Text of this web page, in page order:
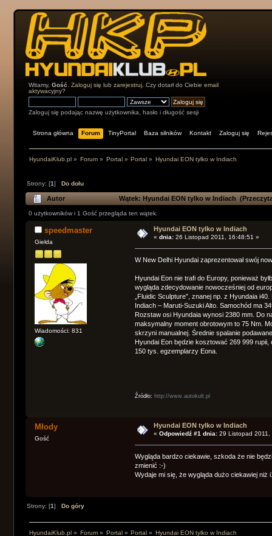
Witamy,Gość .Zaloguj się lubzarejestruj . Czy dotarł do Ciebieemail
aktywacyjny?
Zaloguj się podając nazwę użytkownika, hasło i długość sesji
Strona główna Forum TinyPortal Baza silników Kontakt Zaloguj się
HyundaiKlub.pl» Forum» Portal» Portal » Hyundai EON tylko w Indiach
Strony: [1] Do dołu
Autor Wątek: Hyundai EON tylko w Indiach
0 użytkowników i 1 Gość przegląda ten wątek.
speedmaster
Giełda
Wiadomości: 831
Hyundai EON tylko w Indiach
«dnia: 26 Listopad 2011, 16:48:51 »
W New Delhi Hyundai zaprezentował swój
Hyundai Eon nie trafi do Europy, ponieważ
wygląda zdecydowanie nowocześniej od
„Fluidic Sculpture”, znanej np. z Hyundaia
Indiach – Maruti-Suzuki Alto. Samochód ma
Rozstaw osi Hyundaia wynosi 2380 mm. Do
maksymalny moment obrotowym to 75 Nm.
skrzyni manualnej. Średnie spalanie
Hyundai Eon będzie kosztować 269 999
150 tys. egzemplarzy Eona.
Źródło: http://www.autokult.pl
Młody
Gość
Hyundai EON tylko w Indiach
«Odpowiedź #1 dnia: 29 Listopad
Wygląda bardzo ciekawie, szkoda że nie
zmienić :-)
Wydaje mi się, że wygląda dużo ciekawiej niż
Strony: [1]Do góry
HyundaiKlub.pl» Forum» Portal» Portal » Hyundai EON tylko w Indiach